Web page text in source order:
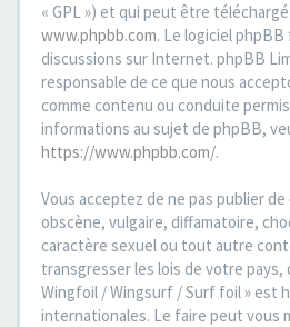
« GPL ») et qui peut être
www.phpbb.com. Le logiciel
discussions sur Internet. phpBB
responsable de ce que nous
comme contenu ou conduite
informations au sujet de phpBB,
https://www.phpbb.com/.
Vous acceptez de ne pas publier
obscène, vulgaire, diffamatoire,
caractère sexuel ou tout autre
transgresser les lois de votre pays,
Wingfoil / Wingsurf / Surf foil » est
internationales. Le faire peut vous